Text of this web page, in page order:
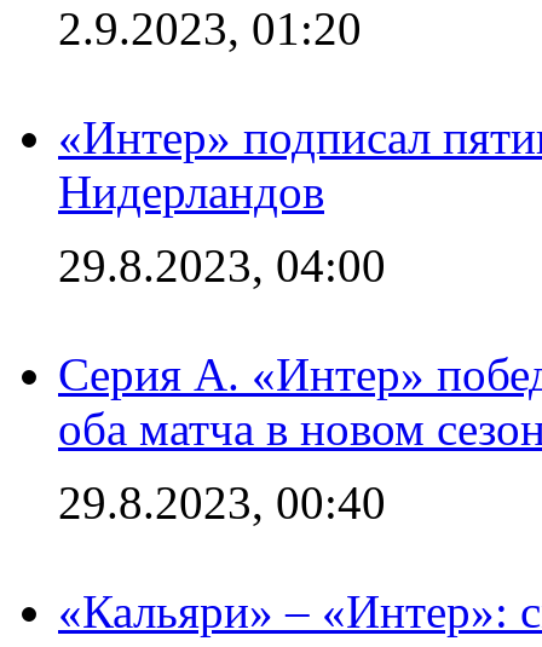
2.9.2023, 01:20
«Интер» подписал
Нидерландов
29.8.2023, 04:00
Серия А. «Интер»
оба матча в новом
29.8.2023, 00:40
«Кальяри» – «Интер»: